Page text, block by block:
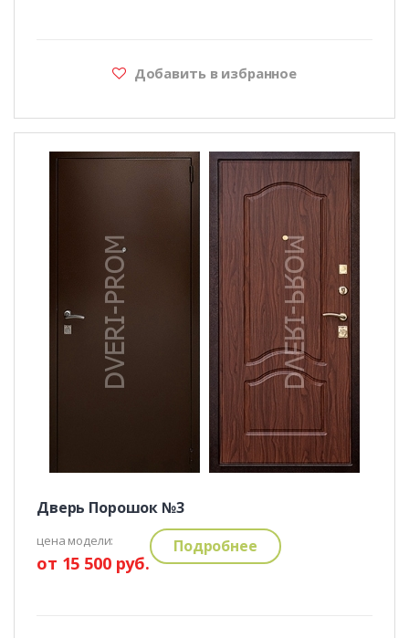
Добавить в избранное
Дверь Порошок №3
цена модели:
от 15 500 руб.
Подробнее